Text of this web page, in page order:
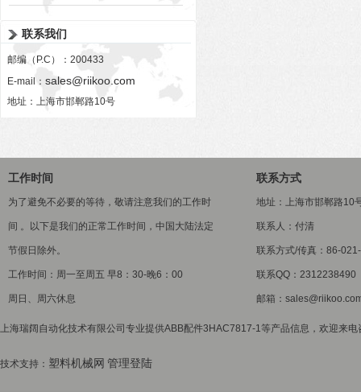
联系我们
邮编（P.C）：200433
E-mail： sales@riikoo.com
地址：上海市邯郸路10号
工作时间
为了避免不必要的等待，敬请注意我们的工作时
间 。以下是我们的正常工作时间，中国大陆法定
节假日除外。
工作时间：周一至周五 早8：30-晚6：00
周日、周六休息
联系方式
地址：上海市邯郸路10
联系人：付清
联系方式/传真：86-
联系QQ：2312238490
邮箱：
上海瑞阔自动化技术有限公司专业提供ABB配件3HAC7817-1等产品信息，欢迎来
技术支持： 塑料机械网 管理登陆